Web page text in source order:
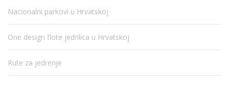
Nacionalni parkovi u Hrvatskoj
One design flote jedrilica u Hrvatskoj
Rute za jedrenje